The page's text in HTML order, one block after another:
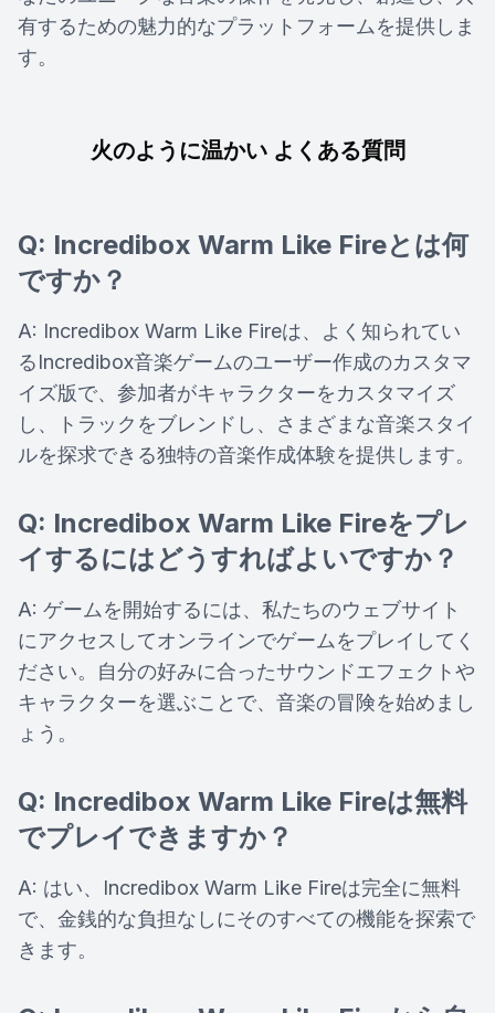
有するための魅力的なプラットフォームを提供しま
す。
火のように温かい よくある質問
Q: Incredibox Warm Like Fireとは何
ですか？
A: Incredibox Warm Like Fireは、よく知られてい
るIncredibox音楽ゲームのユーザー作成のカスタマ
イズ版で、参加者がキャラクターをカスタマイズ
し、トラックをブレンドし、さまざまな音楽スタイ
ルを探求できる独特の音楽作成体験を提供します。
Q: Incredibox Warm Like Fireをプレ
イするにはどうすればよいですか？
A: ゲームを開始するには、私たちのウェブサイト
にアクセスしてオンラインでゲームをプレイしてく
ださい。自分の好みに合ったサウンドエフェクトや
キャラクターを選ぶことで、音楽の冒険を始めまし
ょう。
Q: Incredibox Warm Like Fireは無料
でプレイできますか？
A: はい、Incredibox Warm Like Fireは完全に無料
で、金銭的な負担なしにそのすべての機能を探索で
きます。